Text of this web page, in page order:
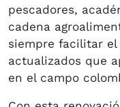
pescadores,
cadena
siempre facilitar
actualizados que
en el campo